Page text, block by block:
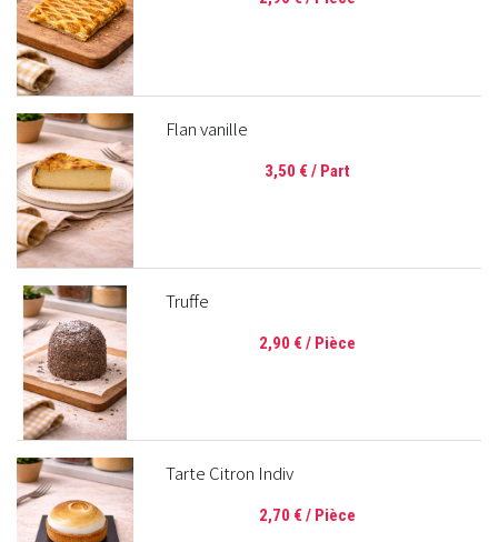
Flan vanille
3,50 € / Part
Truffe
2,90 € / Pièce
Tarte Citron Indiv
2,70 € / Pièce